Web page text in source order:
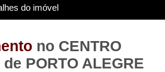
do imóvel
no CENTRO
de PORTO ALEGRE